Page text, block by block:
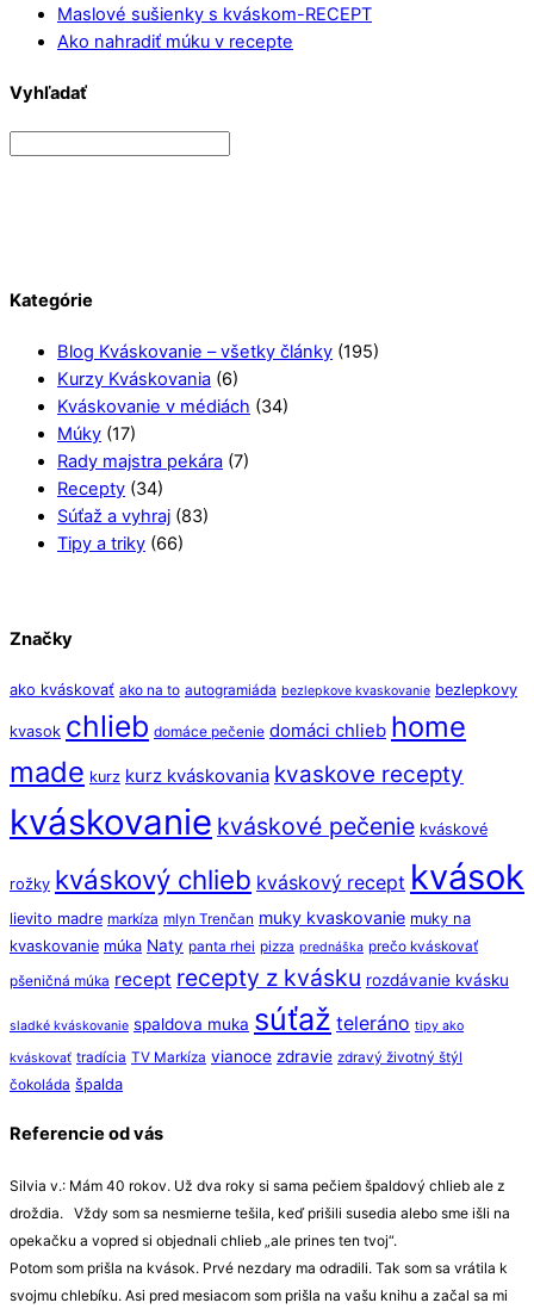
Maslové sušienky s kváskom-RECEPT
Ako nahradiť múku v recepte
Vyhľadať
Kategórie
Blog Kváskovanie – všetky články (195)
Kurzy Kváskovania (6)
Kváskovanie v médiách (34)
Múky (17)
Rady majstra pekára (7)
Recepty (34)
Súťaž a vyhraj (83)
Tipy a triky (66)
Značky
ako kváskovať ako na to autogramiáda bezlepkove kvaskovanie bezlepkovy
kvasok chlieb domáce pečenie domáci chlieb home
made kurz kurz kváskovania kvaskove recepty
kváskovanie kváskové pečenie kváskové
rožky kváskový chlieb kváskový recept kvások
lievito madre markíza mlyn Trenčan muky kvaskovanie muky na
kvaskovanie múka Naty panta rhei pizza prednáška prečo kváskovať
pšeničná múka recept recepty z kvásku rozdávanie kvásku
sladké kváskovanie spaldova muka súťaž teleráno tipy ako
kváskovať tradícia TV Markíza vianoce zdravie zdravý životný štýl
čokoláda špalda
Referencie od vás
Silvia v.: Mám 40 rokov. Už dva roky si sama pečiem špaldový chlieb ale z
droždia. Vždy som sa nesmierne tešila, keď prišili susedia alebo sme išli na
opekačku a vopred si objednali chlieb „ale prines ten tvoj“.
Potom som prišla na kvások. Prvé nezdary ma odradili. Tak som sa vrátila k
svojmu chlebíku. Asi pred mesiacom som prišla na vašu knihu a začal sa mi